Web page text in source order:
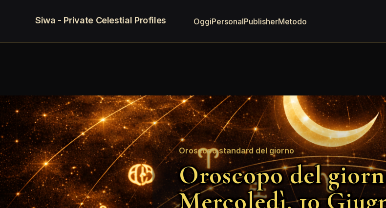
Siwa - Private Celestial Profiles OggiPersonalPublisherMetodo
Oroscopo standard del giorno
Oroscopo del
Mercoledì, 10